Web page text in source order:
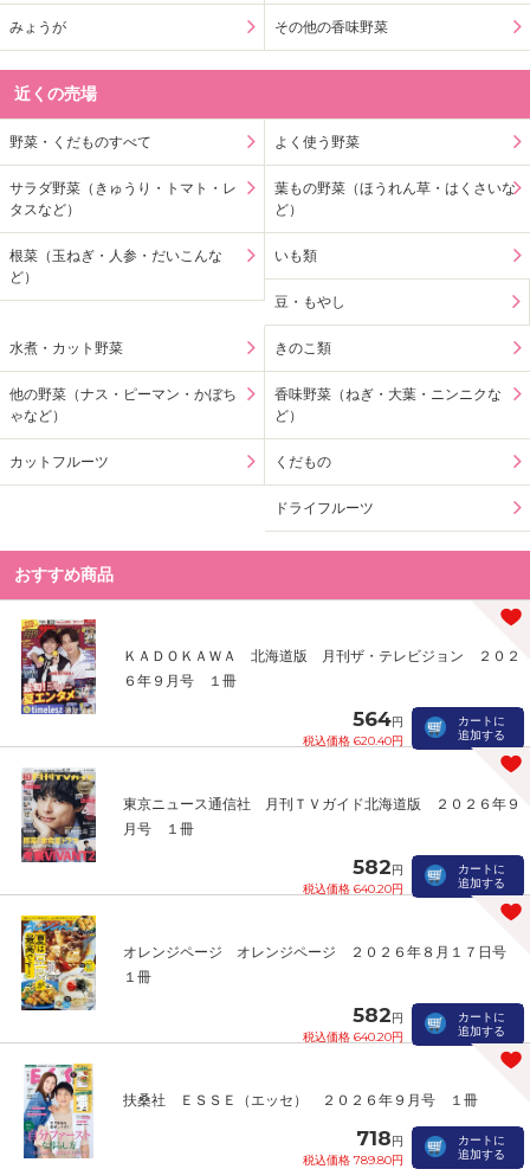
みょうが その他の香味野菜
近くの売場
野菜・くだものすべて よく使う野菜
サラダ野菜（きゅうり・トマト・レ
タスなど）
葉もの野菜（ほうれん草・はくさいな
ど）
根菜（玉ねぎ・人参・だいこんな
ど）
いも類
豆・もやし
きのこ類
水煮・カット野菜
香味野菜（ねぎ・大葉・ニンニクな
ど）
他の野菜（ナス・ピーマン・かぼち
ゃなど）
くだもの
カットフルーツ
ドライフルーツ
おすすめ商品
ＫＡＤＯＫＡＷＡ 北海道版 月刊ザ・テレビジョン ２０２
６年９月号 １冊
564円
税込価格 620.40円
カートに
追加する
東京ニュース通信社 月刊ＴＶガイド北海道版 ２０２６年９
月号 １冊
582円
税込価格 640.20円
カートに
追加する
オレンジページ オレンジページ ２０２６年８月１７日号
１冊
582円
税込価格 640.20円
カートに
追加する
扶桑社 ＥＳＳＥ（エッセ） ２０２６年９月号 １冊
718円
税込価格 789.80円
カートに
追加する